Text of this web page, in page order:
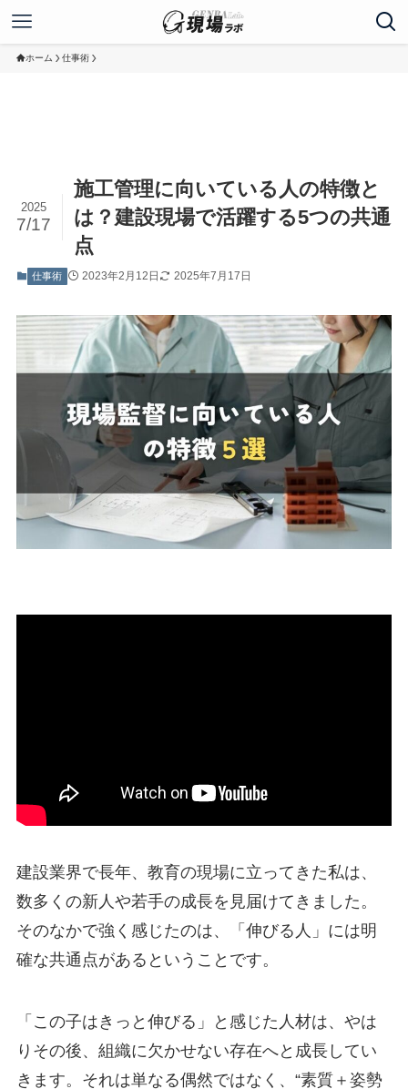
ホーム 仕事術
施工管理に向いている人の特徴と
は？建設現場で活躍する5つの共通
点
2025
7/17
仕事術 2023年2月12日 2025年7月17日
建設業界で長年、教育の現場に立ってきた私は、
数多くの新人や若手の成長を見届けてきました。
そのなかで強く感じたのは、「伸びる人」には明
確な共通点があるということです。
「この子はきっと伸びる」と感じた人材は、やは
りその後、組織に欠かせない存在へと成長してい
きます。それは単なる偶然ではなく、“素質＋姿勢